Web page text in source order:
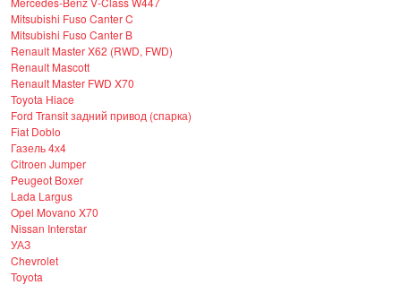
Mitsubishi Fuso Canter C
Mitsubishi Fuso Canter B
Renault Master X62 (RWD, FWD)
Renault Mascott
Renault Master FWD X70
Toyota Hiace
Ford Transit задний привод (спарка)
Fiat Doblo
Газель 4х4
Citroen Jumper
Peugeot Boxer
Lada Largus
Opel Movano X70
Nissan Interstar
УАЗ
Chevrolet
Toyota